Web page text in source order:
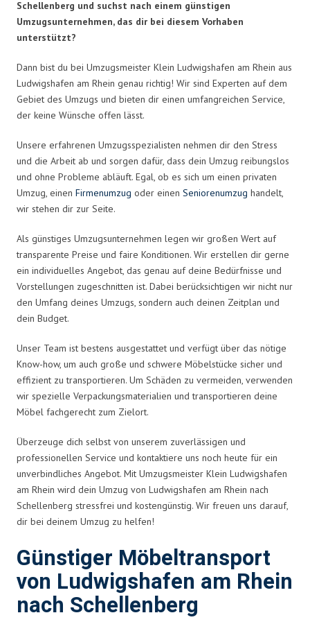
Schellenberg und suchst nach einem günstigen
Umzugsunternehmen, das dir bei diesem Vorhaben
unterstützt?
Dann bist du bei Umzugsmeister Klein Ludwigshafen am Rhein aus
Ludwigshafen am Rhein genau richtig! Wir sind Experten auf dem
Gebiet des Umzugs und bieten dir einen umfangreichen Service,
der keine Wünsche offen lässt.
Unsere erfahrenen Umzugsspezialisten nehmen dir den Stress
und die Arbeit ab und sorgen dafür, dass dein Umzug reibungslos
und ohne Probleme abläuft. Egal, ob es sich um einen privaten
Umzug, einen Firmenumzug oder einen Seniorenumzug handelt,
wir stehen dir zur Seite.
Als günstiges Umzugsunternehmen legen wir großen Wert auf
transparente Preise und faire Konditionen. Wir erstellen dir gerne
ein individuelles Angebot, das genau auf deine Bedürfnisse und
Vorstellungen zugeschnitten ist. Dabei berücksichtigen wir nicht nur
den Umfang deines Umzugs, sondern auch deinen Zeitplan und
dein Budget.
Unser Team ist bestens ausgestattet und verfügt über das nötige
Know-how, um auch große und schwere Möbelstücke sicher und
effizient zu transportieren. Um Schäden zu vermeiden, verwenden
wir spezielle Verpackungsmaterialien und transportieren deine
Möbel fachgerecht zum Zielort.
Überzeuge dich selbst von unserem zuverlässigen und
professionellen Service und kontaktiere uns noch heute für ein
unverbindliches Angebot. Mit Umzugsmeister Klein Ludwigshafen
am Rhein wird dein Umzug von Ludwigshafen am Rhein nach
Schellenberg stressfrei und kostengünstig. Wir freuen uns darauf,
dir bei deinem Umzug zu helfen!
Günstiger Möbeltransport
von Ludwigshafen am Rhein
nach Schellenberg